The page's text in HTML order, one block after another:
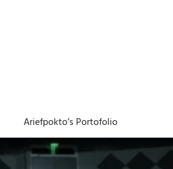
Ariefpokto’s Portofolio